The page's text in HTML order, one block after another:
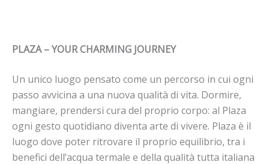
PLAZA – YOUR CHARMING JOURNEY
Un unico luogo pensato come un percorso in cui ogni
passo avvicina a una nuova qualità di vita. Dormire,
mangiare, prendersi cura del proprio corpo: al Plaza
ogni gesto quotidiano diventa arte di vivere. Plaza è il
luogo dove poter ritrovare il proprio equilibrio, tra i
benefici dell’acqua termale e della qualità tutta italiana